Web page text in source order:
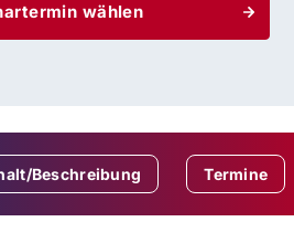
wählen
Beschreibung Termine